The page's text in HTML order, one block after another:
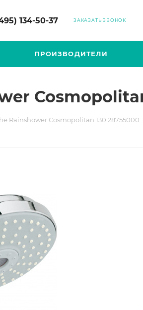
134-50-37 ЗАКАЗАТЬ ЗВОНОК
ПРОИЗВОДИТЕЛИ
Rainshower Cosmopolitan 130 28755000